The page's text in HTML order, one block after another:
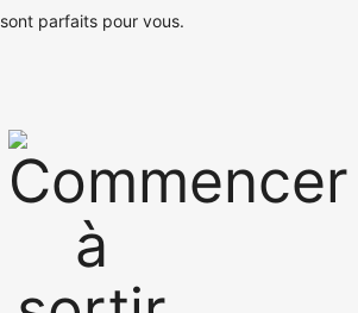
sont parfaits pour vous.